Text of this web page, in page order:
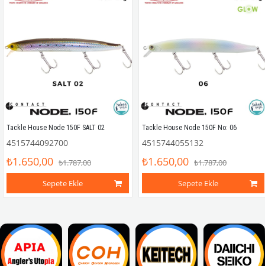
Tackle House Node 150F SALT 02
4515744092700
₺1.650,00 ₺1.787,00
Sepete Ekle
Tackle House Node 150F No: 06
4515744055132
₺1.650,00 ₺1.787,00
Sepete Ekle